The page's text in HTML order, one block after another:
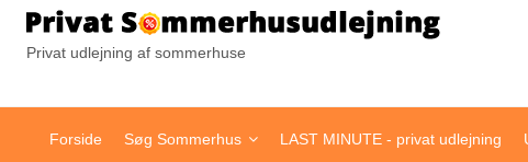
Privat udlejning af sommerhuse
Forside Søg Sommerhus LAST MINUTE - privat udlejning